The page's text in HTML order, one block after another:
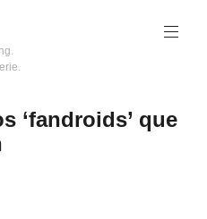
‘fandroids’ que